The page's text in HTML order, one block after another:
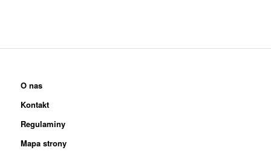
O nas
Kontakt
Regulaminy
Mapa strony